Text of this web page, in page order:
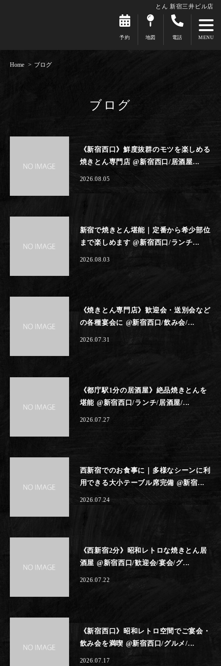
とん 新宿三井ビル店
予約 地図 電話
Home ブログ
ブログ
《新宿西口》鮮度抜群のモツを楽しめる
焼きとん専門店 @新宿西口/居酒屋...
2026.08.05
新宿で焼きとん堪能｜定番から希少部位
まで楽しめます @新宿西口/ランチ...
2026.08.03
《焼きとん専門店》歓迎会・送別会など
の各種宴会に @新宿西口/飲み会/...
2026.07.31
《都庁駅1分の居酒屋》絶品焼きとんを
堪能 @新宿西口/ランチ/居酒屋/...
2026.07.27
西新宿でのお食事に｜多様なシーンに利
用できる大小テーブル席完備 @新宿...
2026.07.24
《西新宿2分》昭和レトロな焼きとん居
酒屋 @新宿西口/歓迎会/宴会/グ...
2026.07.22
《新宿西口》昭和レトロ空間でご宴会・
飲み会を満喫 @新宿西口/グルメ/...
2026.07.17